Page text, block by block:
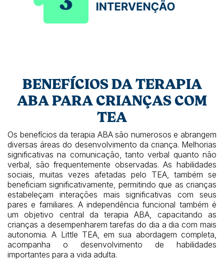
BENEFÍCIOS DA TERAPIA
ABA PARA CRIANÇAS COM
TEA
Os benefícios da terapia ABA são numerosos e abrangem
diversas áreas do desenvolvimento da criança. Melhorias
significativas na comunicação, tanto verbal quanto não
verbal, são frequentemente observadas. As habilidades
sociais, muitas vezes afetadas pelo TEA, também se
beneficiam significativamente, permitindo que as crianças
estabeleçam interações mais significativas com seus
pares e familiares. A independência funcional também é
um objetivo central da terapia ABA, capacitando as
crianças a desempenharem tarefas do dia a dia com mais
autonomia. A Little TEA, em sua abordagem completa,
acompanha o desenvolvimento de habilidades
importantes para a vida adulta.